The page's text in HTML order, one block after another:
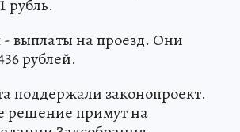
рубль.
выплаты на проезд. Они
рублей.
поддержали законопроект.
решение примут на